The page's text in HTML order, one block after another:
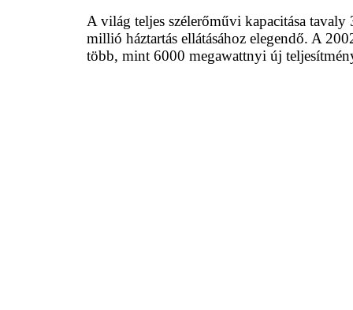
A világ teljes szélerőművi kapacitása
millió háztartás ellátásához elegendő. A
több, mint 6000 megawattnyi új